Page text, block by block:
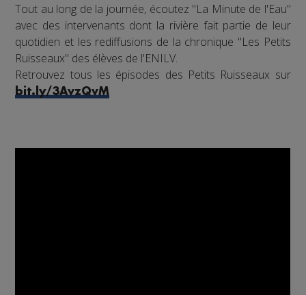
Tout au long de la journée, écoutez "La Minute de l'Eau"
avec des intervenants dont la rivière fait partie de leur
quotidien et les rediffusions de la chronique "Les Petits
Ruisseaux" des élèves de l'ENILV.
Retrouvez tous les épisodes des Petits Ruisseaux sur
bit.ly/3AvzQvM